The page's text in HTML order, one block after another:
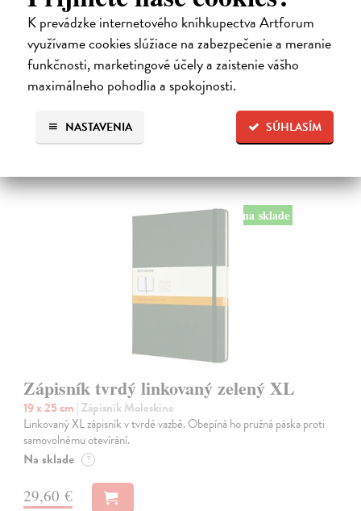
K prevádzke internetového kníhkupectva Artforum
využívame cookies slúžiace na zabezpečenie a meranie
funkčnosti, marketingové účely a zaistenie vášho
maximálneho pohodlia a spokojnosti.
SÚHLASÍM
NASTAVENIA
čtverečkovaný červený L
13 x 21 cm
| Zápisník Moleskine
Zápisník má měkkou, ve hřbetu šitou vazbu. Obepíná ho pružná páska
proti samovolnému otevírání.
Na sklade ?
22,47 €
na sklade
Zápisník tvrdý linkovaný zelený XL
19 x 25 cm | Zápisník Moleskine
Linkovaný XL zápisník v tvrdé vazbě. Obepíná ho pružná páska proti
samovolnému otevírání.
Na sklade ?
29,60 €